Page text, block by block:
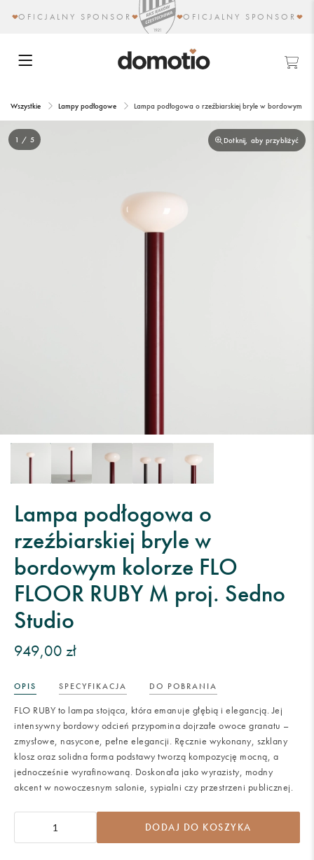
OFICJALNY SPONSOR OFICJALNY SPONSOR
Wszystkie Lampy podłogowe Lampa podłogowa o rzeźbiarskiej bryle w bordowym
Dotknij, aby przybliżyć
1 / 5
Lampa podłogowa o
rzeźbiarskiej bryle w
bordowym kolorze FLO
FLOOR RUBY M proj. Sedno
Studio
949,00 zł
OPIS SPECYFIKACJA DO POBRANIA
FLO RUBY to lampa stojąca, która emanuje głębią i elegancją. Jej
intensywny bordowy odcień przypomina dojrzałe owoce granatu –
zmysłowe, nasycone, pełne elegancji. Ręcznie wykonany, szklany
klosz oraz solidna forma podstawy tworzą kompozycję mocną, a
jednocześnie wyrafinowaną. Doskonała jako wyrazisty, modny
akcent w nowoczesnym salonie, sypialni czy przestrzeni publicznej.
DODAJ DO KOSZYKA